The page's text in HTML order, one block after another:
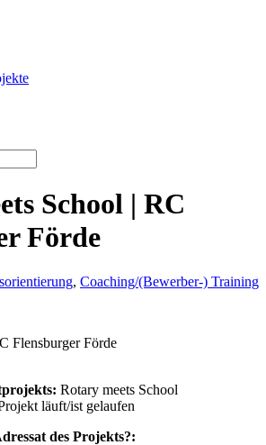
School | RC
Förde
, Coaching/(Bewerber-) Training
Flensburger Förde
Rotary meets School
läuft/ist gelaufen
des Projekts?: